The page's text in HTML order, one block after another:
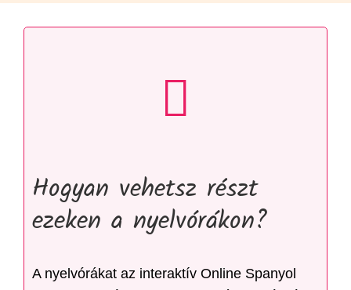
Hogyan vehetsz részt
ezeken a nyelvórákon?
A nyelvórákat az interaktív Online Spanyol